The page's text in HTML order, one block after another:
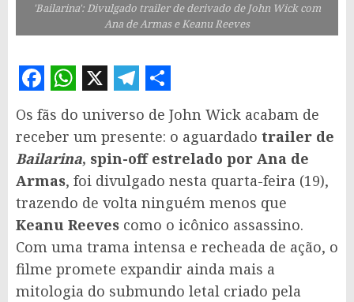
'Bailarina': Divulgado trailer de derivado de John Wick com
Ana de Armas e Keanu Reeves
Facebook
WhatsApp
X Telegram
Share
Os fãs do universo de John Wick acabam de
receber um presente: o aguardado trailer de
Bailarina, spin-off estrelado por Ana de
Armas, foi divulgado nesta quarta-feira (19),
trazendo de volta ninguém menos que
Keanu Reeves como o icônico assassino.
Com uma trama intensa e recheada de ação, o
filme promete expandir ainda mais a
mitologia do submundo letal criado pela